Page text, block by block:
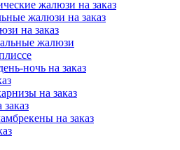
жалюзи на заказ
жалюзи на заказ
на заказ
жалюзи
ночь на заказ
на заказ
на заказ